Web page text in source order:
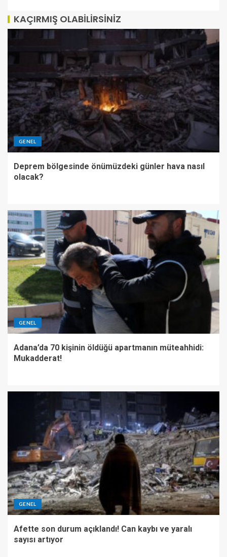
KAÇIRMIŞ OLABILIRSINIZ
GENEL
Deprem bölgesinde önümüzdeki günler hava nasıl
olacak?
GENEL
Adana’da 70 kişinin öldüğü apartmanın müteahhidi:
Mukadderat!
GENEL
Afette son durum açıklandı! Can kaybı ve yaralı
sayısı artıyor